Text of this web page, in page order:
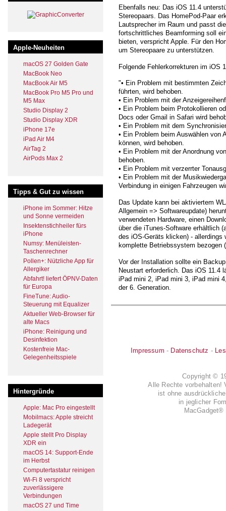
Apple-Neuheiten
macOS 27 Golden Gate
MacBook Neo
MacBook Air M5
MacBook Pro M5 Pro und
M5 Max
Studio Display 2
Studio Display XDR
iPhone 17e
iPad Air M4
AirTag 2
AirPods Max 2
Tipps & Gut zu wissen
iPhone im Sommer: Hitze
und Sonne vermeiden
Insektenstichheiler fürs
iPhone
Numsy: Menüleisten-
Taschenrechner
Pollen+: Nützliche App für
Allergiker
Abfahrt! liefert ÖPNV-Daten
für Europa
FineTune: Audio-
Steuerung mit Equalizer
Aktueller Web-Browser für
alte Macs
iPhone: Reinigung und
Desinfektion
Kostenfreie Mac-
Gelegenheitsspiele
Hintergründe
Apple: Mac Pro eingestellt
Mobilmacs: Apple streicht
Ladegerät
Apple stellt Pro Display
XDR ein
macOS 14: Support-Ende
im Herbst
Computertastatur reinigen
Wi-Fi 8 verspricht
zuverlässigere
Verbindungen
macOS 27 und Time
Ebenfalls neu: Das iOS 11.4
Stereopaars. Das HomePod-Paar
Lautsprecher im Raum und passt
fortschrittliches Beamforming soll
bieten, verspricht Apple. Für den
um Stereopaare zu unterstützen.
Folgende Fehlerkorrekturen im iOS
"• Ein Problem mit bestimmten
führten, wird behoben.
• Ein Problem mit der
• Ein Problem beim Protokollieren
Docs oder Gmail in Safari wird
• Ein Problem mit dem
• Ein Problem beim Auswählen von
können, wird behoben.
• Ein Problem mit der Anordnung
behoben.
• Ein Problem mit verzerrter
• Ein Problem mit der
Verbindung in einigen Fahrzeugen
Das Update kann bei aktiviertem
Allgemein => Softwareupdate)
verwendeten Hardware, einen
über die iTunes-Software erhältlich
des iOS-Geräts klicken) - allerdings
komplette Betriebssystem bezogen
Vor der Installation sollte ein
Neustart erforderlich. Das iOS 11.4
iPad mini 2, iPad mini 3, iPad mini
der 6. Generation.
Impressum - Datenschutz -
Copyright ©
Alle Rechte vorbehalten!
ist ohne
in jeglicher
MacGadget®